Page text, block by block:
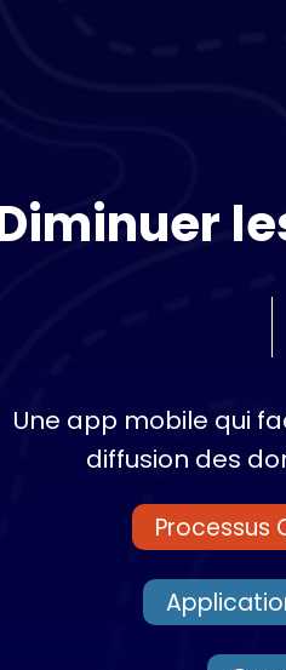
iminuer le
Une app mobile qui
diffusion des
Processus